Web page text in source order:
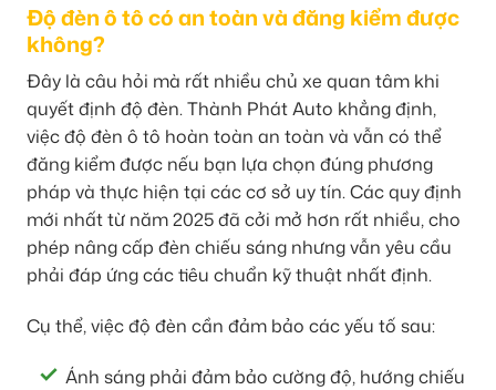
Độ đèn ô tô có an toàn và đăng kiểm được
không?
Đây là câu hỏi mà rất nhiều chủ xe quan tâm khi
quyết định độ đèn. Thành Phát Auto khẳng định,
việc độ đèn ô tô hoàn toàn an toàn và vẫn có thể
đăng kiểm được nếu bạn lựa chọn đúng phương
pháp và thực hiện tại các cơ sở uy tín. Các quy định
mới nhất từ năm 2025 đã cởi mở hơn rất nhiều, cho
phép nâng cấp đèn chiếu sáng nhưng vẫn yêu cầu
phải đáp ứng các tiêu chuẩn kỹ thuật nhất định.
Cụ thể, việc độ đèn cần đảm bảo các yếu tố sau:
Ánh sáng phải đảm bảo cường độ, hướng chiếu